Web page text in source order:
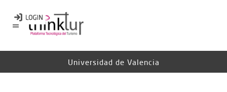
Universidad de Valencia